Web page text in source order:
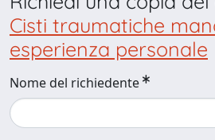
Cisti traumatiche
esperienza personale
Nome del richiedente